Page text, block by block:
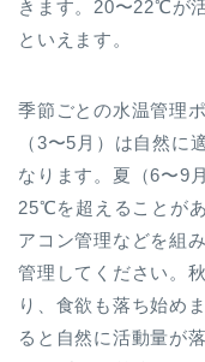
きます。20〜22℃が
といえます。
季節ごとの水温管理
（3〜5月）は自然に
なります。夏（6〜9
25℃を超えることが
アコン管理などを組
管理してください。
り、食欲も落ち始め
ると自然に活動量が